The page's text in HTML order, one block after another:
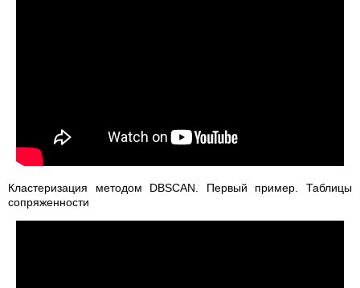
Кластеризация методом DBSCAN. Первый пример. Таблицы
сопряженности